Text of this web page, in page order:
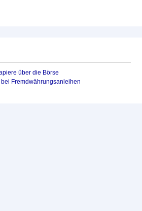
über die Börse
Fremdwährungsanleihen